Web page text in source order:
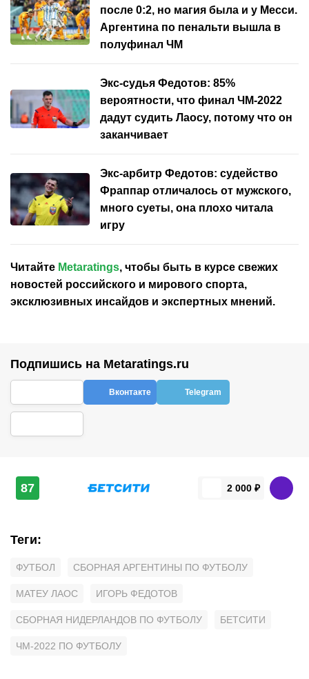
после 0:2, но магия была и у Месси.
Аргентина по пенальти вышла в
полуфинал ЧМ
Экс-судья Федотов: 85%
вероятности, что финал ЧМ-2022
дадут судить Лаосу, потому что он
заканчивает
Экс-арбитр Федотов: судейство
Фраппар отличалось от мужского,
много суеты, она плохо читала
игру
Читайте Metaratings, чтобы быть в курсе свежих
новостей российского и мирового спорта,
эксклюзивных инсайдов и экспертных мнений.
Подпишись на Metaratings.ru
Вконтакте Telegram
87 2 000 ₽
Теги:
ФУТБОЛ СБОРНАЯ АРГЕНТИНЫ ПО ФУТБОЛУ
МАТЕУ ЛАОС ИГОРЬ ФЕДОТОВ
СБОРНАЯ НИДЕРЛАНДОВ ПО ФУТБОЛУ БЕТСИТИ
ЧМ-2022 ПО ФУТБОЛУ